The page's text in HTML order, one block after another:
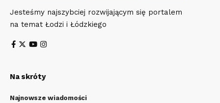
Jesteśmy najszybciej rozwijającym się portalem
na temat Łodzi i Łódzkiego
Na skróty
Najnowsze wiadomości